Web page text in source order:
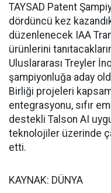
TAYSAD Patent
dördüncü kez
düzenlenecek IAA
ürünlerini
Uluslararası Treyler
şampiyonluğa aday
Birliği projeleri
entegrasyonu, sıfır
destekli Talson AI
teknolojiler üzerinde
etti.
KAYNAK: DÜNYA